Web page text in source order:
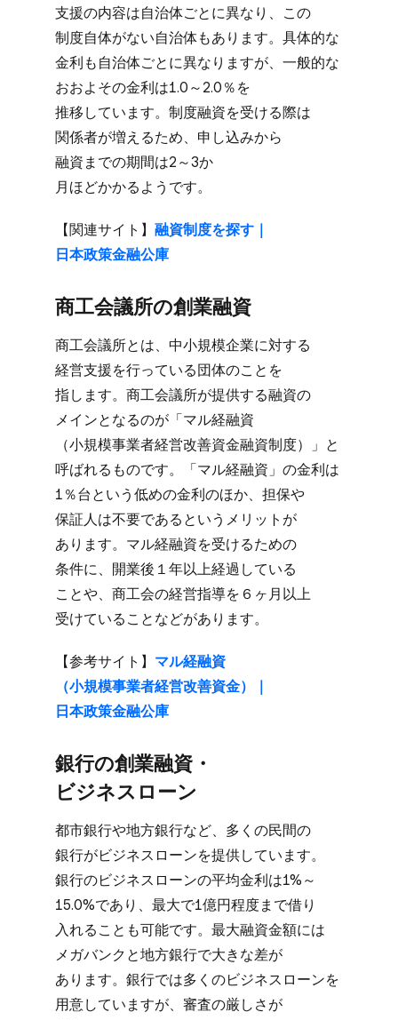
支援の​内容は​自治体​ごとに​異なり、​この​
制度自体が​ない​自治体も​あります。​具体的な​
金利も​自治体​ごとに​異なりますが、​一般的な​
おおよ​その​金利は​1.0～2.0％を​
推移しています。​制度融資を​受ける​際は​
関係者が​増える​ため、​申し込みから​
融資までの​期間は​2～3か​
月ほどかかるようです。
【関連サイト】 融資制度を​探す｜
日本政策金融公庫
商工会議所の​創業融資
商工会議所とは、​中小規模企業に​対する​
経営支援を​行っている​団体の​ことを​
指します。​商工会議所が​提供する​融資の​
メインと​なるのが​「マル経融資​
（小規模事業者経営改善資金融資制度）」と​
呼ばれる​ものです。​「マル経融資」の​金利は​
1％台と​いう​低めの​金利の​ほか、​担保や​
保証人は​不要であると​いう​メリットが​
あります。​マル経融資を​受ける​ための​
条件に、​開業後​１年以上​経過している​
ことや、​商工会の​経営指導を​６ヶ月以上​
受けている​ことなどが​あります。
【参考サイト】 マル経融資​
（小規模事業者経営改善資金）​｜
日本政策金融公庫
銀行の​創業融資・
ビジネスローン
都市銀行や​地方​銀行など、​多くの​民間の​
銀行が​ビジネスローンを​提供しています。​
銀行の​ビジネスローンの​平均金利は​1%～
15.0%であり、​最大で​1億円程度まで​借り​
入れる​ことも​可能です。​最大融資金額には​
メガバンクと​地方​銀行で​大きな​差が​
あります。​銀行では​多くの​ビジネスローンを​
用意していますが、​審査の​厳しさが​